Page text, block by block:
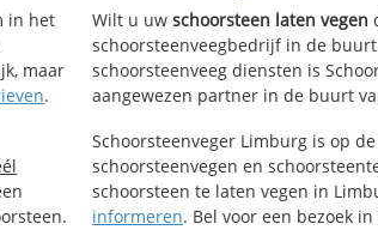
in het
maar
.
Wilt u uw schoorsteen laten vegen
schoorsteenveegbedrijf in de
schoorsteenveeg diensten is
aangewezen partner in de buurt
Schoorsteenveger Limburg is op
schoorsteenvegen en
schoorsteen te laten vegen in
informeren. Bel voor een bezoek